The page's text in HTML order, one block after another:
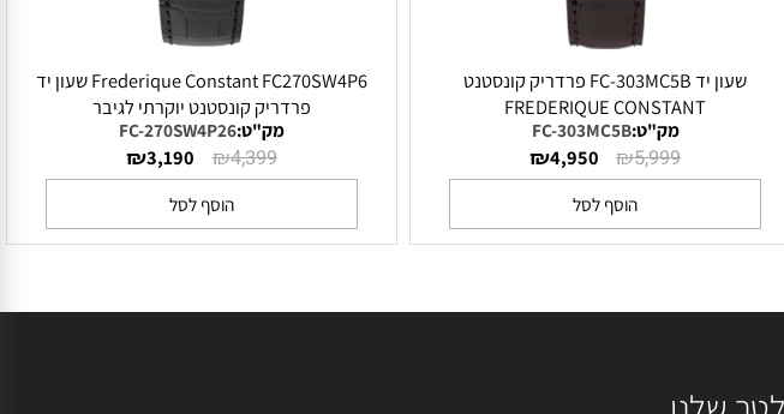
שעון יד FC-303MC5B פרדריק קונסטנט
FREDERIQUE CONSTANT
FC-303MC5B
₪5,999
₪4,950
פרדריק קונסטנט יוקרתי לגיבר
FC-270SW4P26
₪4,399
₪3,190